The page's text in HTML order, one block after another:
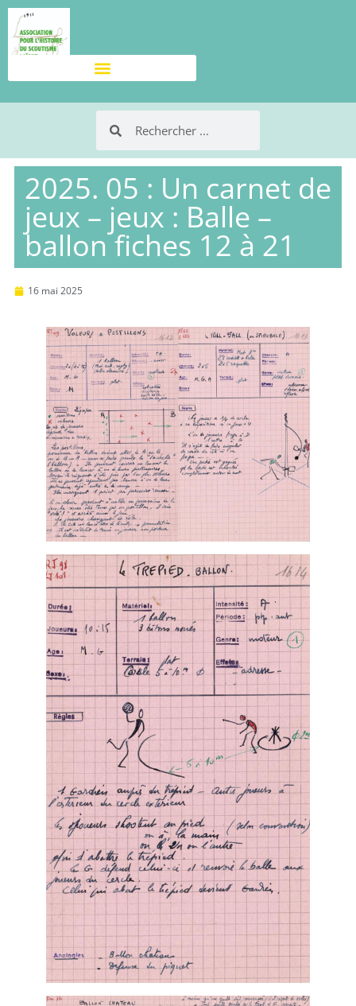
2025. 05 : Un carnet de
jeux – jeux : Balle –
ballon fiches 12 à 21
16 mai 2025